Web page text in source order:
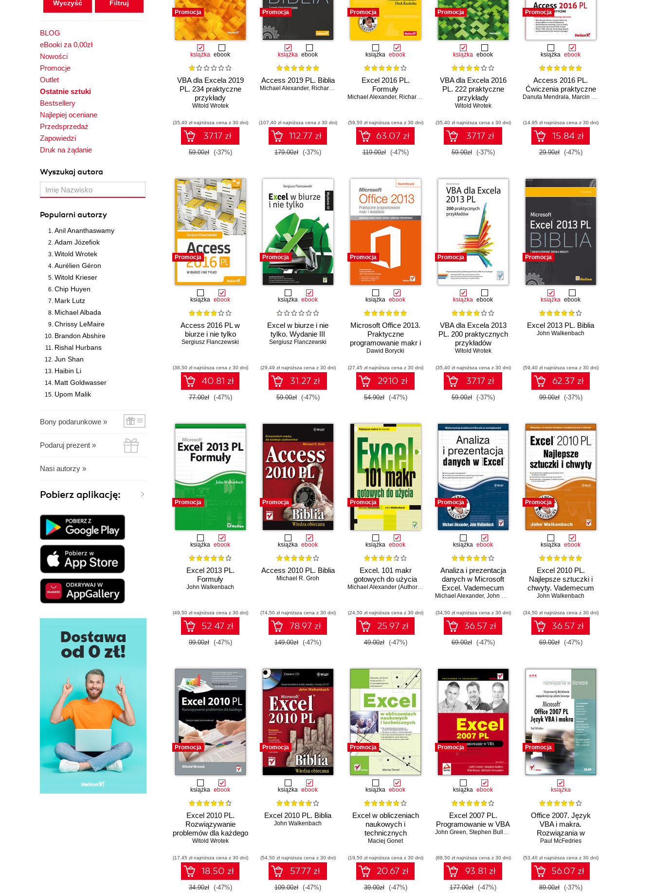
Wyczyść
BLOG
eBooki za 0,00zł
Nowości
Promocje
Outlet
Ostatnie sztuki
Bestsellery
Najlepiej oceniane
Przedsprzedaż
Zapowiedzi
Druk na żądanie
Wyszukaj autora
Popularni autorzy
Anil Ananthaswamy
Adam Józefiok
Witold Wrotek
Aurélien Géron
Witold Krieser
Chip Huyen
Mark Lutz
Michael Albada
Chrissy LeMaire
Brandon Abshire
Rishal Hurbans
Jun Shan
Haibin Li
Matt Goldwasser
Upom Malik
Bony podarunkowe »
Podaruj prezent »
Nasi autorzy »
Pobierz aplikację:
Promocja
książka ebook
VBA dla Excela 2019
PL. 234 praktyczne
przykłady
Witold Wrotek
(35,40 zł najniższa cena z 30 dni)
37.17 zł
59.00zł (-37%)
Promocja
książka ebook
Access 2019 PL. Biblia
Michael Alexander, Richard Kusleika
(107,40 zł najniższa cena z 30 dni)
112.77 zł
179.00zł (-37%)
Promocja
książka ebook
Excel 2016 PL.
Formuły
Michael Alexander, Richard Kusleika
(59,50 zł najniższa cena z 30 dni)
63.07 zł
119.00zł (-47%)
Promocja
książka ebook
VBA dla Excela 2016
PL. 222 praktyczne
przykłady
Witold Wrotek
(35,40 zł najniższa cena z 30 dni)
37.17 zł
59.00zł (-37%)
Promocja
książka ebook
Access 2016 PL.
Ćwiczenia praktyczne
Danuta Mendrala, Marcin Szeliga
(14,95 zł najniższa cena z 30 dni)
15.84 zł
29.90zł (-47%)
Promocja
książka ebook
Access 2016 PL w
biurze i nie tylko
Sergiusz Flanczewski
(38,50 zł najniższa cena z 30 dni)
40.81 zł
77.00zł (-47%)
Promocja
książka ebook
Excel w biurze i nie
tylko. Wydanie III
Sergiusz Flanczewski
(29,49 zł najniższa cena z 30 dni)
31.27 zł
59.00zł (-47%)
Promocja
książka ebook
Microsoft Office 2013.
Praktyczne
programowanie makr i
dodatków
Dawid Borycki
(27,45 zł najniższa cena z 30 dni)
29.10 zł
54.90zł (-47%)
Promocja
książka ebook
VBA dla Excela 2013
PL. 200 praktycznych
przykładów
Witold Wrotek
(35,40 zł najniższa cena z 30 dni)
37.17 zł
59.00zł (-37%)
Promocja
książka ebook
Excel 2013 PL. Biblia
John Walkenbach
(59,40 zł najniższa cena z 30 dni)
62.37 zł
99.00zł (-37%)
Promocja
książka ebook
Excel 2013 PL.
Formuły
John Walkenbach
(49,50 zł najniższa cena z 30 dni)
52.47 zł
99.00zł (-47%)
Promocja
książka ebook
Access 2010 PL. Biblia
Michael R. Groh
(74,50 zł najniższa cena z 30 dni)
78.97 zł
149.00zł (-47%)
Promocja
książka ebook
Excel. 101 makr
gotowych do użycia
Michael Alexander (Author)
,John Walkenbach (Series Editor)
(24,50 zł najniższa cena z 30 dni)
25.97 zł
49.00zł (-47%)
Promocja
książka ebook
Analiza i prezentacja
danych w Microsoft
Excel. Vademecum
Walkenbacha
Michael Alexander, John Walkenbach
(34,50 zł najniższa cena z 30 dni)
36.57 zł
69.00zł (-47%)
Promocja
książka ebook
Excel 2010 PL.
Najlepsze sztuczki i
chwyty. Vademecum
Walkenbacha
John Walkenbach
(34,50 zł najniższa cena z 30 dni)
36.57 zł
69.00zł (-47%)
Promocja
książka ebook
Excel 2010 PL.
Rozwiązywanie
problemów dla każdego
Witold Wrotek
(17,45 zł najniższa cena z 30 dni)
18.50 zł
34.90zł (-47%)
Promocja
książka ebook
Excel 2010 PL. Biblia
John Walkenbach
(54,50 zł najniższa cena z 30 dni)
57.77 zł
109.00zł (-47%)
Promocja
książka ebook
Excel w obliczeniach
naukowych i
technicznych
Maciej Gonet
(19,50 zł najniższa cena z 30 dni)
20.67 zł
39.00zł (-47%)
Promocja
książka ebook
Excel 2007 PL.
Programowanie w VBA
John Green, Stephen Bullen Rob Bovey,Michael Alexander
(88,50 zł najniższa cena z 30 dni)
93.81 zł
177.00zł (-47%)
Promocja
książka
Office 2007. Język
VBA i makra.
Rozwiązania w
biznesie
Paul McFedries
(53,40 zł najniższa cena z 30 dni)
56.07 zł
89.00zł (-37%)